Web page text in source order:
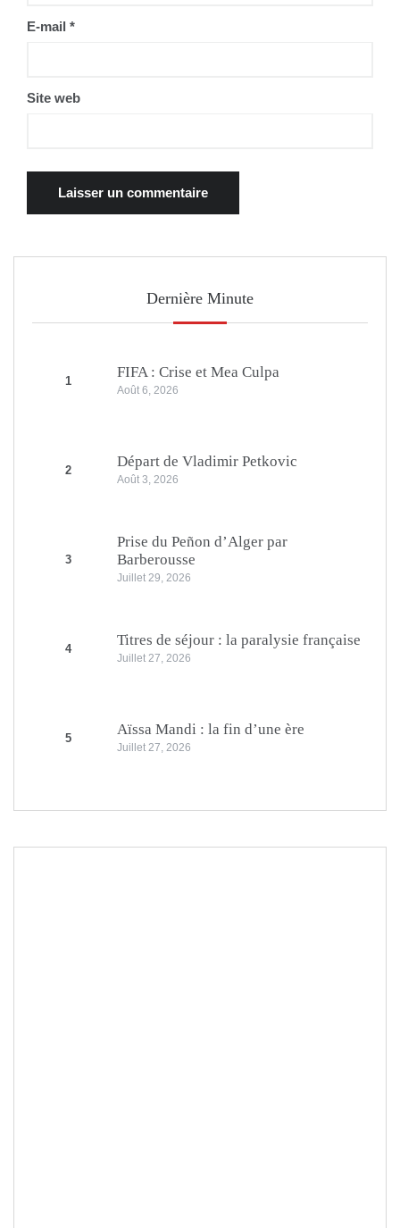
E-mail *
Site web
Dernière Minute
1
FIFA : Crise et Mea Culpa
Août 6, 2026
2
Départ de Vladimir Petkovic
Août 3, 2026
3
Prise du Peñon d’Alger par
Barberousse
Juillet 29, 2026
4
Titres de séjour : la paralysie française
Juillet 27, 2026
5
Aïssa Mandi : la fin d’une ère
Juillet 27, 2026